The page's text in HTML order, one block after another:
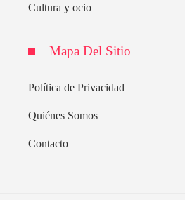
Cultura y ocio
Mapa Del Sitio
Política de Privacidad
Quiénes Somos
Contacto